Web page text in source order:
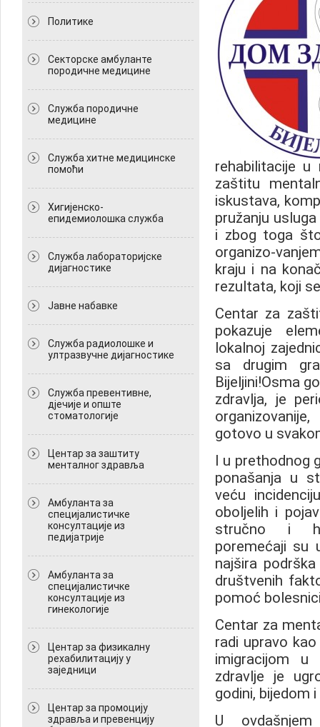
Политикe
Секторске амбуланте
породичне медицине
Служба породичне
медицине
Служба хитне медицинске
помоћи
Хигијенско-
епидемиолошка служба
Служба лабораторијске
дијагностике
Јавне набавке
Служба радиолошке и
ултразвучне дијагностике
Служба превентивне,
дјечије и опште
стоматологије
Центар за заштиту
менталног здравља
Амбуланта за
специјалистичке
консултације из
педијатрије
Амбуланта за
специјалистичке
консултације из
гинекологије
Центар за физикалну
рехабилитацију у
заједници
Центар за промоцију
здравља и превенцију
rehabilitacije u
zaštitu
iskustava,
pružanju
i zbog toga
organizo-
kraju i na
rezultata, koji
Centar za
pokazuje
lokalnoj
sa drugim
Bijeljini!Osma
zdravlja, je
gotovo u
I u prethodnog
ponašanja u
veću
oboljelih i
stručno i
poremećaji su
najšira
društvenih
pomoć
Centar za
radi upravo
imigracijom u
zdravlje je
godini, bijedom
U